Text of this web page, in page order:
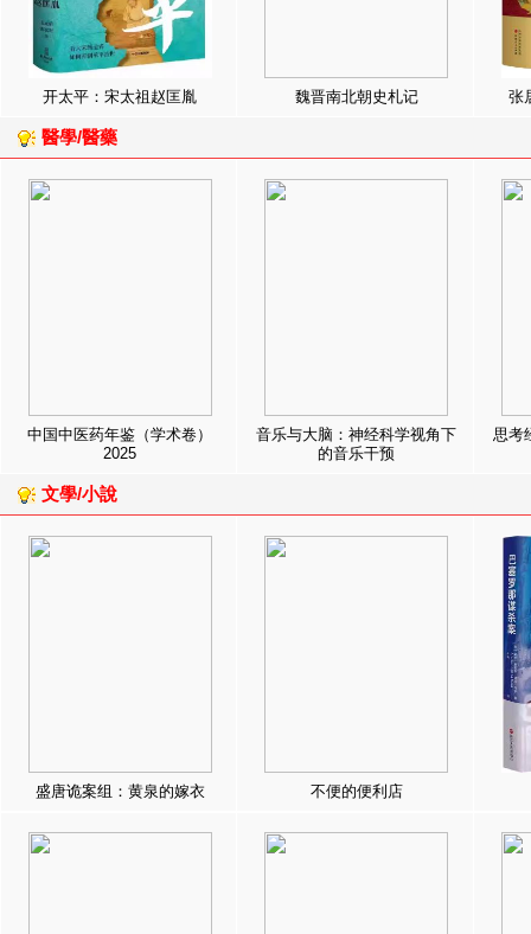
开太平：宋太祖赵匡胤 魏晋南北朝史札记 张
醫學/醫藥
中国中医药年鉴（学术卷）
2025
音乐与大脑：神经科学视角下
的音乐干预
思考
文學/小說
盛唐诡案组：黄泉的嫁衣 不便的便利店